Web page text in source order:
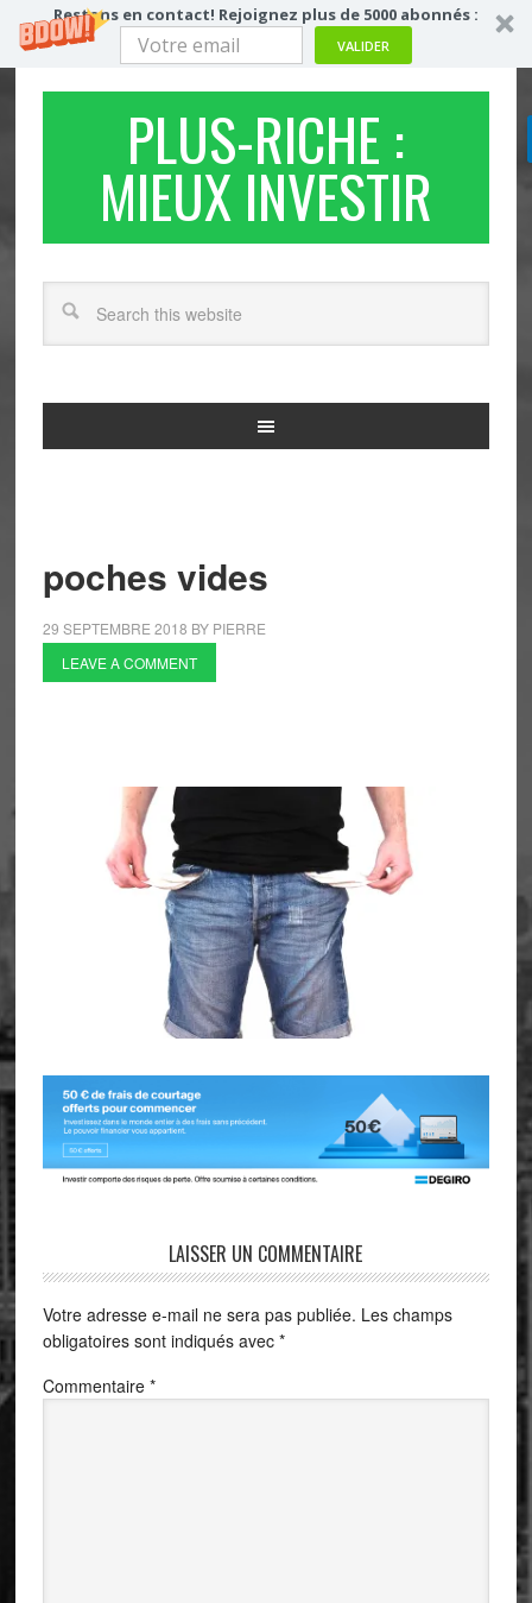
Restons en contact! Rejoignez plus de 5000 abonnés :
VALIDER
PLUS-RICHE :
MIEUX INVESTIR
poches vides
29 SEPTEMBRE 2018 BY PIERRE
LEAVE A COMMENT
LAISSER UN COMMENTAIRE
Votre adresse e-mail ne sera pas publiée. Les champs
obligatoires sont indiqués avec *
Commentaire *